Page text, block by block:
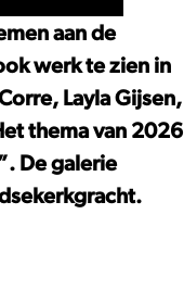
aan de
werk te zien in
Layla Gijsen,
thema van 2026
De galerie